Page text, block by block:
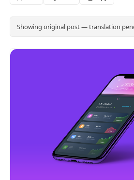
Showing original post — translation